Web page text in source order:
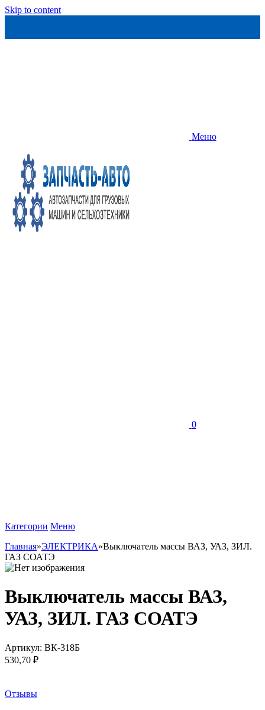
Skip to content
Меню
0
Категории Меню
Главная»ЭЛЕКТРИКА»Выключатель массы ВАЗ, УАЗ, ЗИЛ.
ГАЗ СОАТЭ
Выключатель массы ВАЗ,
УАЗ, ЗИЛ. ГАЗ СОАТЭ
Артикул: ВК-318Б
530,70 ₽
Отзывы